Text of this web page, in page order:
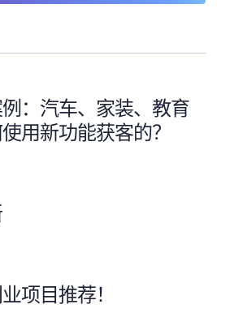
：汽车、家装、教育
用新功能获客的？
项目推荐！